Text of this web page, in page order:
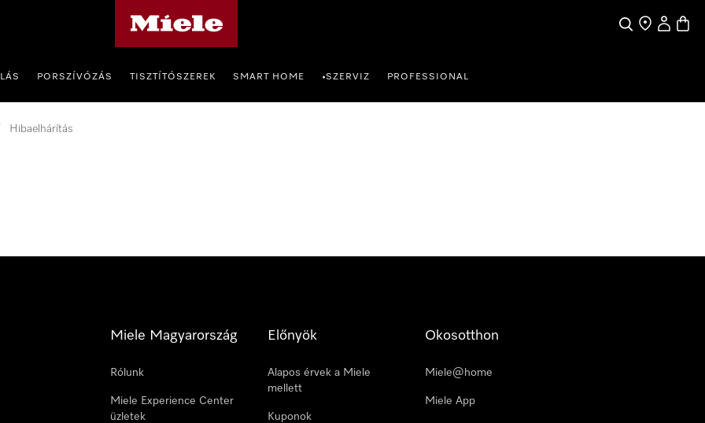
KeresesÜzletkereső
Saját profil
PORSZÍVÓZÁS TISZTÍTÓSZEREK SMART HOME •SZERVIZ PROFESSIONAL
Hibaelhárítás
Miele Magyarország
Rólunk
Miele Experience Center
üzletek
Előnyök
Alapos érvek a Miele
mellett
Kuponok
Okosotthon
Miele@home
Miele App